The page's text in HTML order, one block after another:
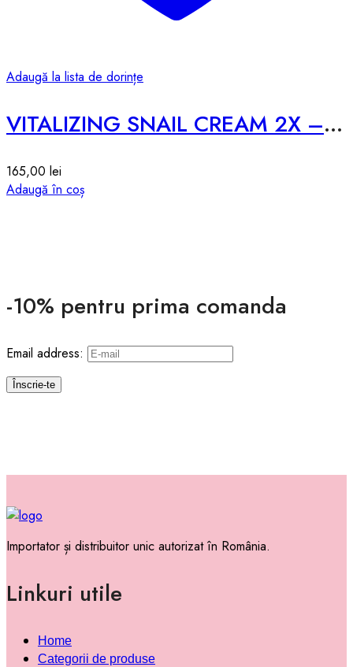
Adaugă la lista de dorințe
VITALIZING SNAIL CREAM 2X – 100g
165,00 lei
Adaugă în coș
-10% pentru prima comanda
Email address:
Importator și distribuitor unic autorizat în România.
Linkuri utile
Home
Categorii de produse